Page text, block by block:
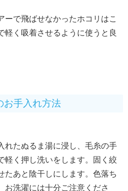
ーで飛ばせなかったホコリはこ
軽く吸着させるように使うと良
お手入れ方法
れたぬるま湯に浸し、毛糸の手
軽く押し洗いをします。固く絞
たあと陰干しにします。色落ち
お洗濯には十分ご注意くださ